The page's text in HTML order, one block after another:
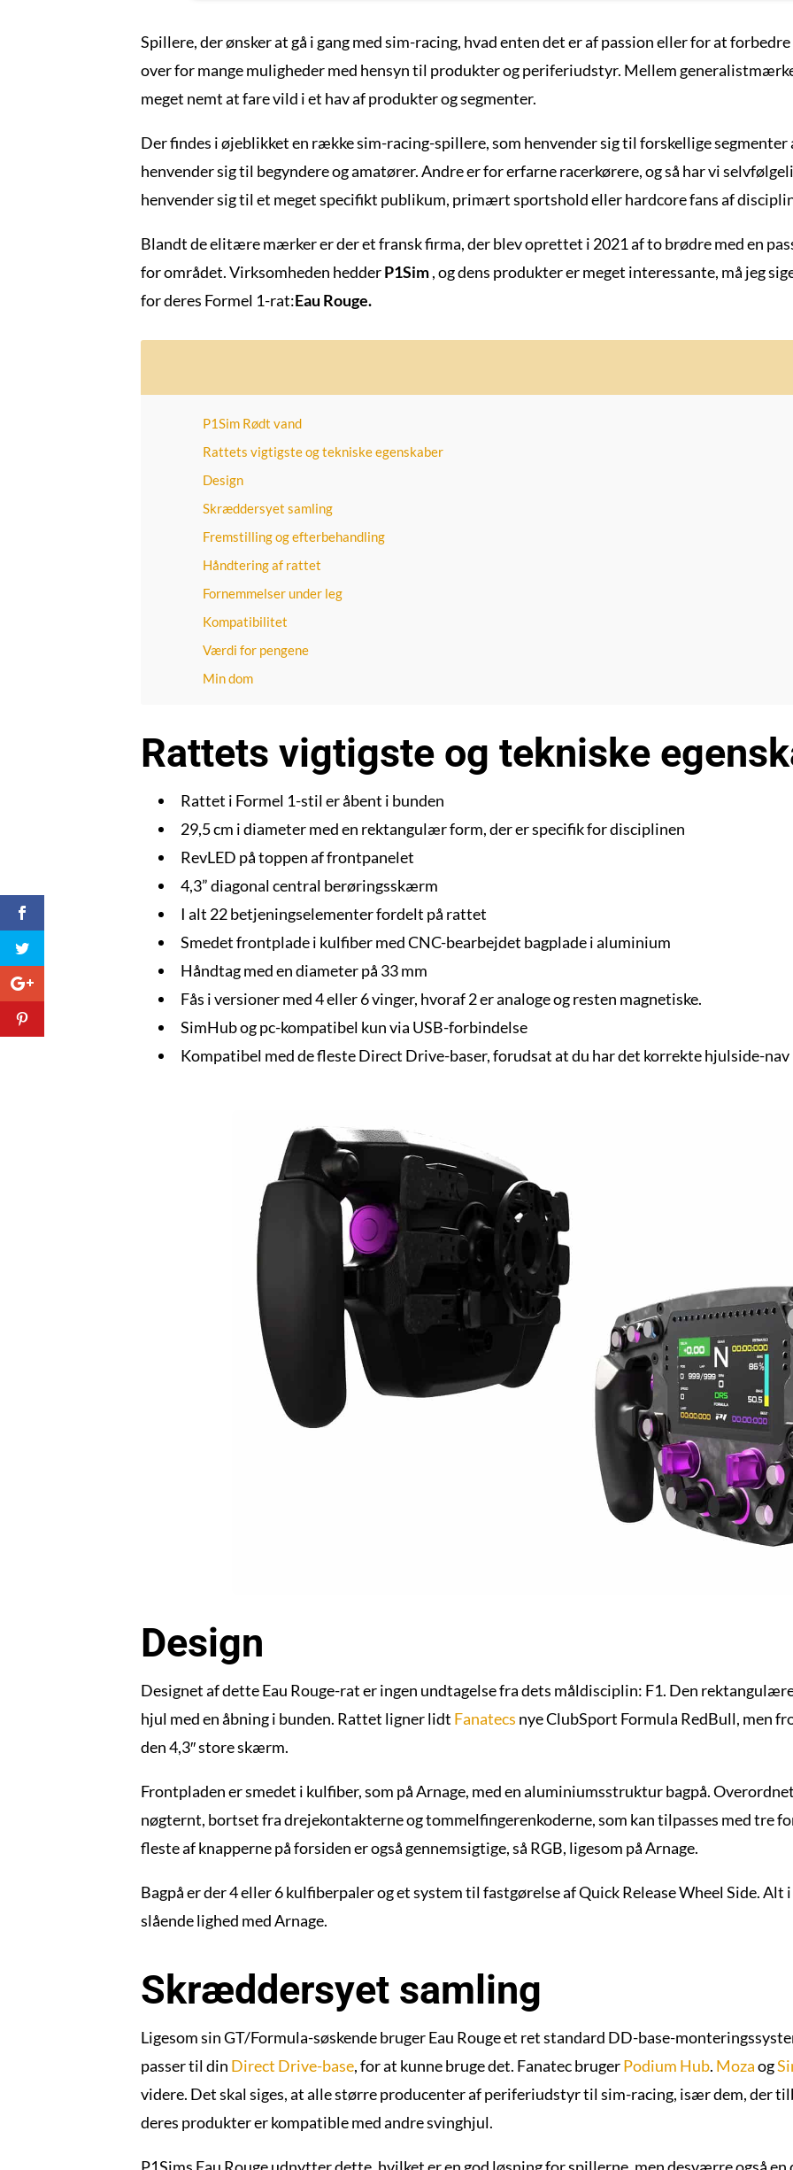
Spillere, der ønsker at gå i gang med sim-racing, hvad enten det er af passion eller for at
over for mange muligheder med hensyn til produkter og periferiudstyr. Mellem
meget nemt at fare vild i et hav af produkter og segmenter.
Der findes i øjeblikket en række sim-racing-spillere, som henvender sig til forskellige
henvender sig til begyndere og amatører. Andre er for erfarne racerkørere, og så har vi
henvender sig til et meget specifikt publikum, primært sportshold eller hardcore fans af
Blandt de elitære mærker er der et fransk firma, der blev oprettet i 2021 af to brødre med en
for området. Virksomheden hedderP1Sim, og dens produkter er meget interessante, må jeg
for deres Formel 1-rat:Eau Rouge.
P1Sim Rødt vand
Rattets vigtigste og tekniske egenskaber
Design
Skræddersyet samling
Fremstilling og efterbehandling
Håndtering af rattet
Fornemmelser under leg
Kompatibilitet
Værdi for pengene
Min dom
Rattets vigtigste og tekniske
Rattet i Formel 1-stil er åbent i bunden
29,5 cm i diameter med en rektangulær form, der er specifik for disciplinen
RevLED på toppen af frontpanelet
4,3” diagonal central berøringsskærm
I alt 22 betjeningselementer fordelt på rattet
Smedet frontplade i kulfiber med CNC-bearbejdet bagplade i aluminium
Håndtag med en diameter på 33 mm
Fås i versioner med 4 eller 6 vinger, hvoraf 2 er analoge og resten magnetiske.
SimHub og pc-kompatibel kun via USB-forbindelse
Kompatibel med de fleste Direct Drive-baser, forudsat at du har det korrekte hjulside-nav
Design
Designet af dette Eau Rouge-rat er ingen undtagelse fra dets måldisciplin: F1. Den
hjul med en åbning i bunden. Rattet ligner lidt Fanatecs nye ClubSport Formula RedBull, men
den 4,3″ store skærm.
Frontpladen er smedet i kulfiber, som på Arnage, med en aluminiumsstruktur bagpå.
nøgternt, bortset fra drejekontakterne og tommelfingerenkoderne, som kan tilpasses med tre
fleste af knapperne på forsiden er også gennemsigtige, så RGB, ligesom på Arnage.
Bagpå er der 4 eller 6 kulfiberpaler og et system til fastgørelse af Quick Release Wheel Side. Alt
slående lighed med Arnage.
Skræddersyet samling
Ligesom sin GT/Formula-søskende bruger Eau Rouge et ret standard DD-base-
passer til din Direct Drive-base, for at kunne bruge det. Fanatec brugerPodium Hub. Mozaog
videre. Det skal siges, at alle større producenter af periferiudstyr til sim-racing, især dem, der
deres produkter er kompatible med andre svinghjul.